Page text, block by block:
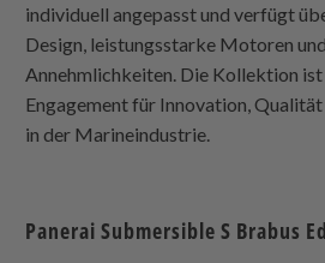
individuell angepasst und verfügt
Design, leistungsstarke Motoren
Annehmlichkeiten. Die Kollektion
Engagement für Innovation,
in der Marineindustrie.
Panerai Submersible S Brabus